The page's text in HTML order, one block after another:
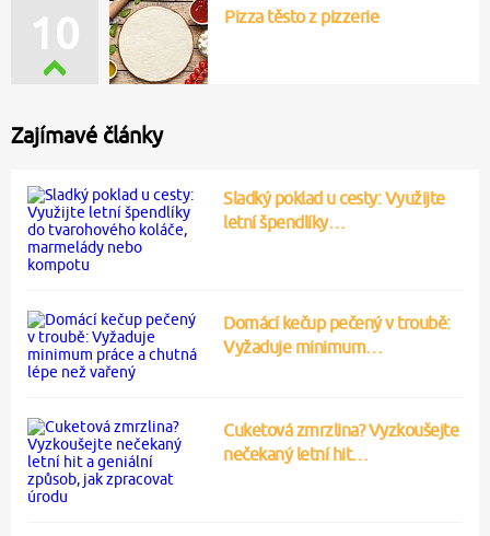
10 Pizza těsto z pizzerie
Zajímavé články
Sladký poklad u cesty: Využijte
letní špendlíky…
Domácí kečup pečený v troubě:
Vyžaduje minimum…
Cuketová zmrzlina? Vyzkoušejte
nečekaný letní hit…